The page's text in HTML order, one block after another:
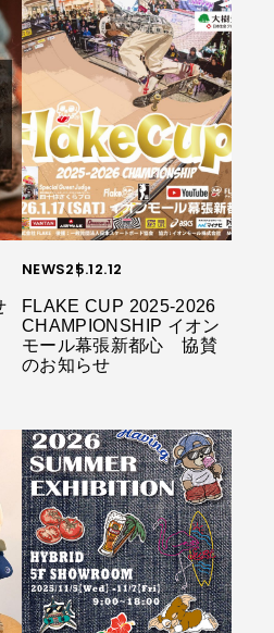
NEWS25.12.12
FLAKE CUP 2025-2026
CHAMPIONSHIP イオン
モール幕張新都心 協賛
のお知らせ